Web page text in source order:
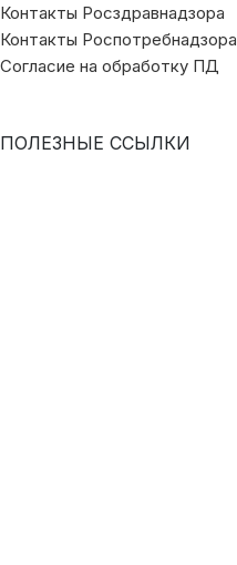
Контакты Росздравнадзора
Контакты Роспотребнадзора
Согласие на обработку ПД
ПОЛЕЗНЫЕ ССЫЛКИ